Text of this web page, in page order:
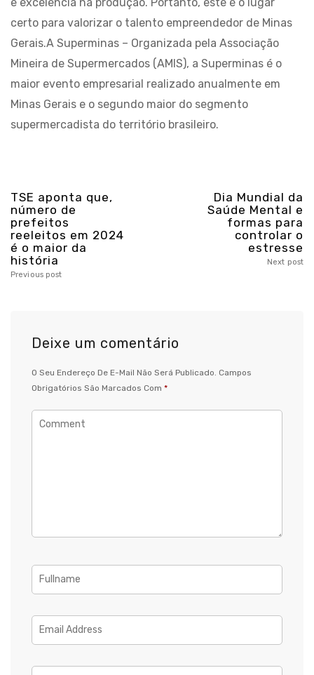
certo para valorizar o talento empreendedor de Minas
Gerais.A Superminas – Organizada pela Associação
Mineira de Supermercados (AMIS), a Superminas é o
maior evento empresarial realizado anualmente em
Minas Gerais e o segundo maior do segmento
supermercadista do território brasileiro.
TSE aponta que,
número de
prefeitos
reeleitos em 2024
é o maior da
história
Previous post
Dia Mundial da
Saúde Mental e
formas para
controlar o
estresse
Next post
Deixe um comentário
O Seu Endereço De E-Mail Não Será Publicado. Campos
Obrigatórios São Marcados Com *